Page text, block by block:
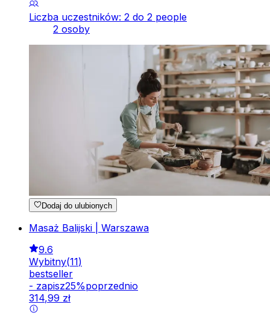
Liczba uczestników: 2 do 2 people
2 osoby
Dodaj do ulubionych
Masaż Balijski | Warszawa
9.6
Wybitny(11)
bestseller
- zapisz25%poprzednio
314,99 zł